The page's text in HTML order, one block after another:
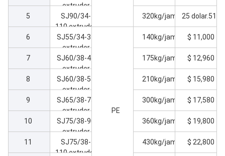
tunggal
extruder
sekrup
tunggal
5
SJ90/34-
110 extruder
sekrup
tunggal
320kg/jam 25 dolar.510
6
SJ55/34-37
extruder
sekrup
tunggal
PE
140kg/jam $ 11,000
7
SJ60/38-45
extruder
sekrup
tunggal
175kg/jam $ 12,960
8
SJ60/38-55
extruder
sekrup
tunggal
210kg/jam $ 15,980
9
SJ65/38-75
extruder
sekrup
tunggal
300kg/jam $ 17,580
10
SJ75/38-90
extruder
sekrup
tunggal
360kg/jam $ 19,800
11
SJ75/38-
110 extruder
430kg/jam $ 22,800